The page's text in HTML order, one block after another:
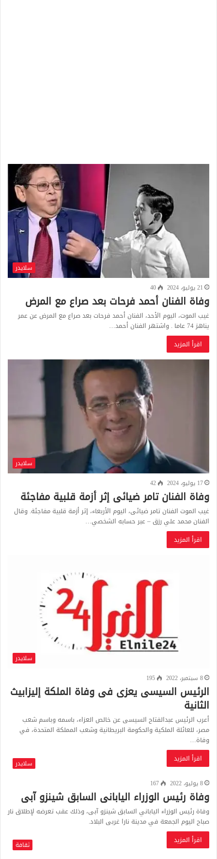
سلايدر
21 يوليو، 2024
40
وفاة الفنان أحمد فرحات بعد صراع مع المرض
غيب الموت، اليوم الأحد، الفنان أحمد فرحات بعد صراع مع المرض عن عمر
يناهز 74 عاما . واشتهر الفنان أحمد…
اقرأ المزيد
سلايدر
17 يوليو، 2024
42
وفاة الفنان تامر ضيائى إثر أزمة قلبية مفاجئة
غيب الموت الفنان تامر ضيائى، اليوم الأربعاء، إثر أزمة قلبية مفاجئة. وقال
الفنان محمد علي رزق – عبر حسابه الشخصي…
اقرأ المزيد
سلايدر
8 سبتمبر، 2022
195
الرئيس السيسى يعزى فى وفاة الملكة إليزابيث
الثانية
أعرب الرئيس عبدالفتاح السيسى عن خالص العزاء، باسمه وباسم شعب
مصر، للعائلة الملكية والحكومة البريطانية وشعب المملكة المتحدة، في
وفاة…
اقرأ المزيد
سلايدر
8 يوليو، 2022
167
وفاة رئيس الوزراء اليابانى السابق شينزو آبى
وفاة رئيس الوزراء الياباني السابق شينزو آبى، وذلك عقب تعرضه لإطلاق نار
صباح اليوم الجمعة في مدينة نارا غربى البلاد.
اقرأ المزيد
ثقافة